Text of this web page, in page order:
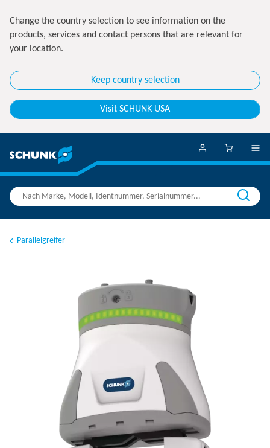
Change the country selection to see information on the
products, services and contact persons that are relevant for
your location.
Keep country selection
Visit SCHUNK USA
Parallelgreifer